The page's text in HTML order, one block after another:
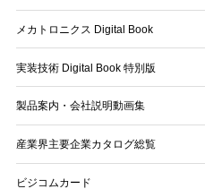
メカトロニクス Digital Book
実装技術 Digital Book 特別版
製品案内・会社説明動画集
産業界主要企業カタログ総覧
ビジコムカード